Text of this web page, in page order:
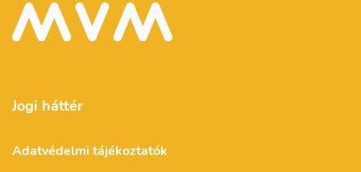
Jogi háttér
Adatvédelmi tájékoztatók